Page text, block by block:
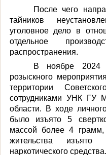
После чего
тайников
уголовное дело в
отдельное
распространения.
В ноябре 2024
розыскного
территории
сотрудниками УНК ГУ
области. В ходе
было изъято 5
массой более 4
жительства
наркотического средства.